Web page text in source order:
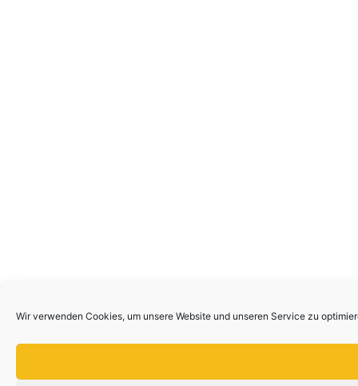
Wir verwenden Cookies, um unsere Website und unseren Service zu